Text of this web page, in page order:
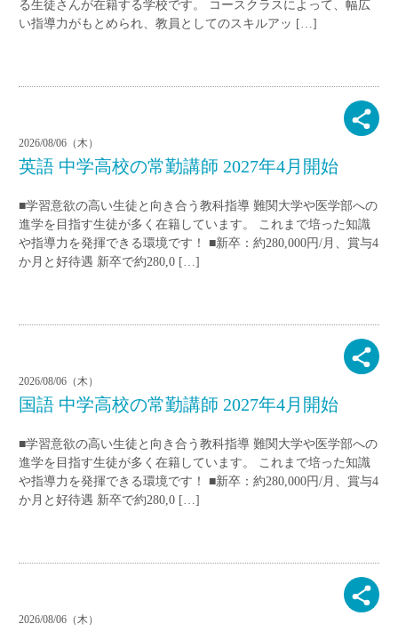
る生徒さんが在籍する学校です。 コースクラスによって、幅広
い指導力がもとめられ、教員としてのスキルアッ […]
2026/08/06（木）
英語 中学高校の常勤講師 2027年4月開始
■学習意欲の高い生徒と向き合う教科指導 難関大学や医学部への
進学を目指す生徒が多く在籍しています。 これまで培った知識
や指導力を発揮できる環境です！ ■新卒：約280,000円/月、賞与4
か月と好待遇 新卒で約280,0 […]
2026/08/06（木）
国語 中学高校の常勤講師 2027年4月開始
■学習意欲の高い生徒と向き合う教科指導 難関大学や医学部への
進学を目指す生徒が多く在籍しています。 これまで培った知識
や指導力を発揮できる環境です！ ■新卒：約280,000円/月、賞与4
か月と好待遇 新卒で約280,0 […]
2026/08/06（木）